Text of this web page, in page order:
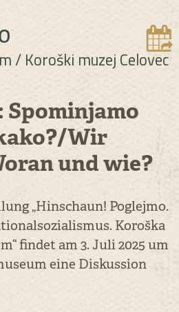
/ Koroški muzej Celovec
Wir
und wie?
„Hinschaun! Poglejmo.
Koroška
findet am 3. Juli 2025 um
eine Diskussion